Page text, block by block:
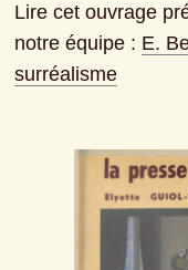
Lire cet ouvrage
notre équipe : E.
surréalisme